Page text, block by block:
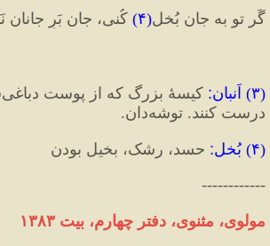
گَر تو به جان بُخل(۴) کُنی، جان بَرِ جانان
(۳) اَنبان:
درست کنند. توشه‌دان.
(۴) بُخل: حسد، رشک، بخیل بودن
------------
مولوی، مثنوی، دفتر چهارم، بیت ۱۳۸۳